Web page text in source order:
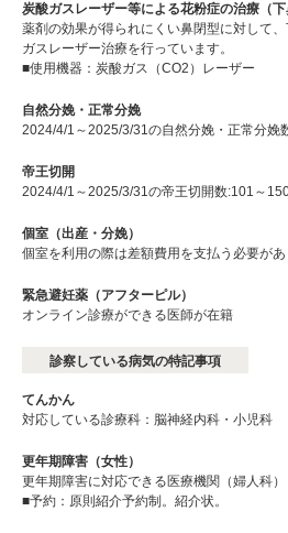
炭酸ガスレーザー等による花粉症の治療（下
薬剤の効果が得られにくい鼻閉型に対して
ガスレーザー治療を行っています。
■使用機器：炭酸ガス（CO2）レーザー
自然分娩・正常分娩
2024/4/1～2025/3/31の自然分娩・正常分娩
帝王切開
2024/4/1～2025/3/31の帝王切開数:101～
個室（出産・分娩）
個室を利用の際は差額費用を支払う必要があ
緊急避妊薬（アフターピル）
オンライン診療ができる医師が在籍
診察している病気の特記事項
てんかん
対応している診療科：脳神経内科・小児科
更年期障害（女性）
更年期障害に対応できる医療機関（婦人科）
■予約：原則紹介予約制。紹介状。